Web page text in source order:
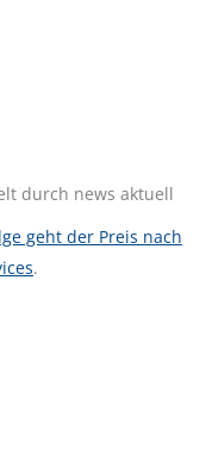
durch news aktuell
geht der Preis nach
.